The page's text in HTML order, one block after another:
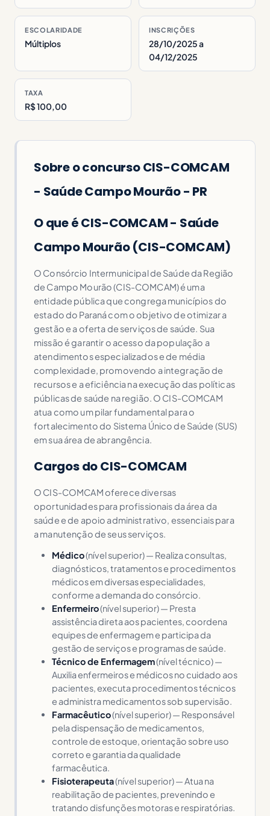
ESCOLARIDADE
Múltiplos
INSCRIÇÕES
28/10/2025 a
04/12/2025
TAXA
R$ 100,00
Sobre o concurso CIS-COMCAM
- Saúde Campo Mourão - PR
O que é CIS-COMCAM - Saúde
Campo Mourão (CIS-COMCAM)
O Consórcio Intermunicipal de Saúde da Região
de Campo Mourão (CIS-COMCAM) é uma
entidade pública que congrega municípios do
estado do Paraná com o objetivo de otimizar a
gestão e a oferta de serviços de saúde. Sua
missão é garantir o acesso da população a
atendimentos especializados e de média
complexidade, promovendo a integração de
recursos e a eficiência na execução das políticas
públicas de saúde na região. O CIS-COMCAM
atua como um pilar fundamental para o
fortalecimento do Sistema Único de Saúde (SUS)
em sua área de abrangência.
Cargos do CIS-COMCAM
O CIS-COMCAM oferece diversas
oportunidades para profissionais da área da
saúde e de apoio administrativo, essenciais para
a manutenção de seus serviços.
Médico(nível superior) — Realiza consultas,
diagnósticos, tratamentos e procedimentos
médicos em diversas especialidades,
conforme a demanda do consórcio.
Enfermeiro(nível superior) — Presta
assistência direta aos pacientes, coordena
equipes de enfermagem e participa da
gestão de serviços e programas de saúde.
Técnico de Enfermagem(nível técnico) —
Auxilia enfermeiros e médicos no cuidado aos
pacientes, executa procedimentos técnicos
e administra medicamentos sob supervisão.
Farmacêutico(nível superior) — Responsável
pela dispensação de medicamentos,
controle de estoque, orientação sobre uso
correto e garantia da qualidade
farmacêutica.
Fisioterapeuta(nível superior) — Atua na
reabilitação de pacientes, prevenindo e
tratando disfunções motoras e respiratórias.